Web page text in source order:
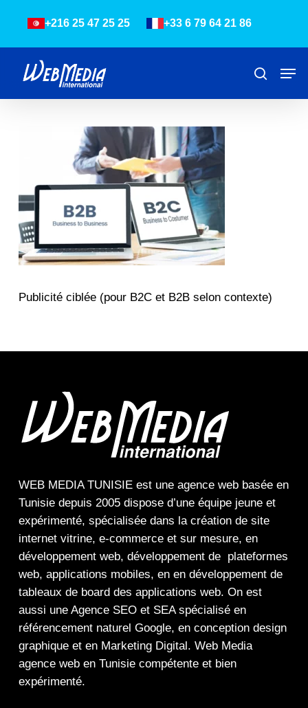
content
+216 25 47 25 25 +33 6 79 64 21 86
Publicité ciblée (pour B2C et B2B selon contexte)
WEB MEDIA TUNISIEest une agence webbasée en
Tunisie depuis 2005 dispose d’une équipe jeune et
expérimenté, spécialisée dans la création de site
internet vitrine, e-commerceet sur mesure, en
développement web, développement de plateformes
web, applications mobiles, en en développement de
tableaux de boarddes applications web. On est
aussi une Agence SEOet SEAspécialisé en
référencement naturel Google, en conception design
graphiqueet en Marketing Digital. Web Media
agence web en Tunisie compétente et bien
expérimenté.